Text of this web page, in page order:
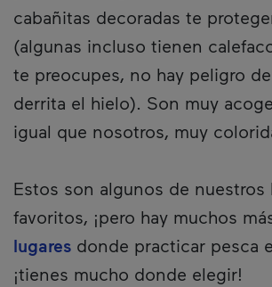
cabañitas decoradas te
(algunas incluso tienen
te preocupes, no hay peligro
derrita el hielo). Son muy
igual que nosotros, muy
Estos son algunos de nuestros
favoritos, ¡pero hay muchos
lugares donde practicar pesca
¡tienes mucho donde elegir!